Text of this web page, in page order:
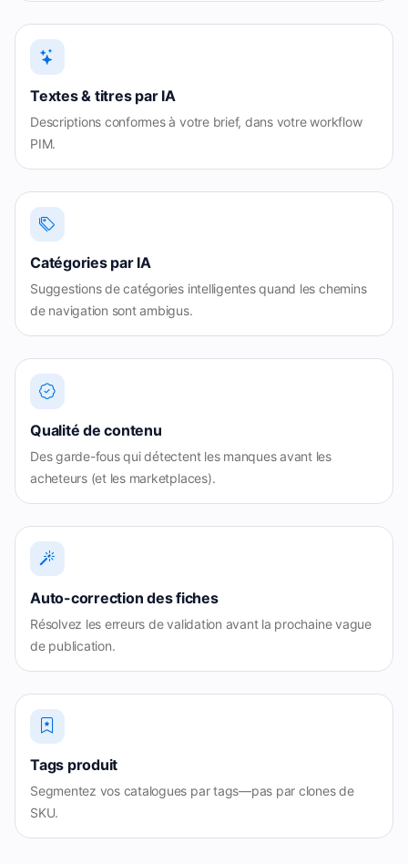
Textes & titres par IA
Descriptions conformes à votre brief, dans votre workflow
PIM.
Catégories par IA
Suggestions de catégories intelligentes quand les chemins
de navigation sont ambigus.
Qualité de contenu
Des garde-fous qui détectent les manques avant les
acheteurs (et les marketplaces).
Auto-correction des fiches
Résolvez les erreurs de validation avant la prochaine vague
de publication.
Tags produit
Segmentez vos catalogues par tags—pas par clones de
SKU.